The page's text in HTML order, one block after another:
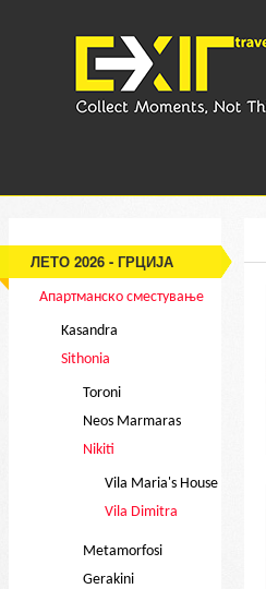
ЛЕТО 2026 - ГРЦИЈА
Апартманско сместување
Kasandra
Sithonia
Toroni
Neos Marmaras
Nikiti
Vila Maria's House
Vila Dimitra
Metamorfosi
Gerakini